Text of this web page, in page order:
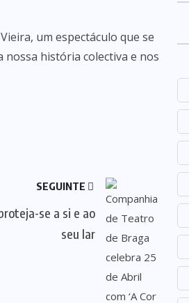
um espectáculo que se
história colectiva e nos
SEGUINTE
se a si e ao
seu lar